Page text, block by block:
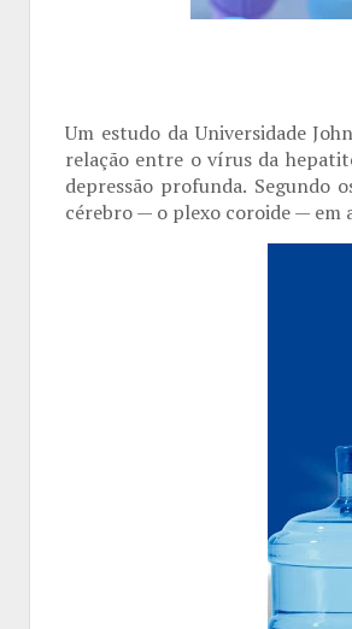
Um estudo da Universidade
relação entre o vírus da
depressão profunda.
cérebro — o plexo coroide — em